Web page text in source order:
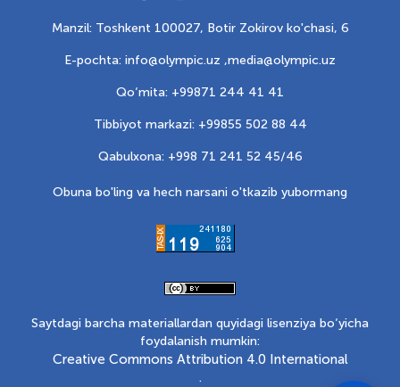
Manzil: Toshkent 100027, Botir Zokirov ko'chasi, 6
E-pochta: info@olympic.uz ,media@olympic.uz
Qo‘mita: +99871 244 41 41
Tibbiyot markazi: +99855 502 88 44
Qabulxona: +998 71 241 52 45/46
Obuna bo'ling va hech narsani o'tkazib yubormang
Saytdagi barcha materiallardan quyidagi lisenziya bo‘yicha
foydalanish mumkin:
Creative Commons Attribution 4.0 International
.